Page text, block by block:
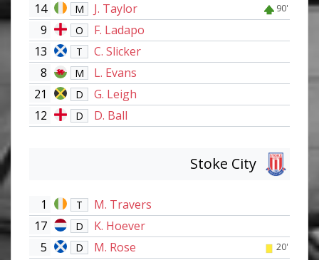
14 M J. Taylor 90'
9 O
F. Ladapo
13
T
C. Slicker
8
M
L. Evans
21
D
G. Leigh
12
D D. Ball
Stoke City
1 T
M. Travers
17
D
K. Hoever
5
D M. Rose 20'